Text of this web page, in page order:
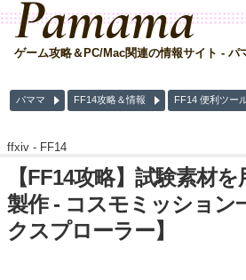
Pamama
ゲーム攻略＆PC/Mac関連の情報サイト - パ
パママ FF14攻略＆情報 FF14 便利ツー
ffxiv - FF14
【FF14攻略】試験素材
製作 - コスモミッション
クスプローラー】